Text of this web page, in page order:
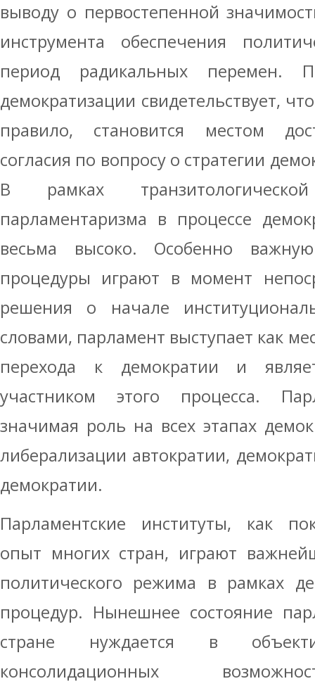
выводу о первостепенной
инструмента обеспечения
период радикальных перемен.
демократизации свидетельствует,
правило, становится местом
согласия по вопросу о стратегии
В рамках
парламентаризма в процессе
весьма высоко. Особенно
процедуры играют в момент
решения о начале
словами, парламент выступает как
перехода к демократии и
участником этого процесса.
значимая роль на всех этапах
либерализации автократии,
демократии.
Парламентские институты, как
опыт многих стран, играют
политического режима в рамках
процедур. Нынешнее состояние
стране нуждается в
консолидационных